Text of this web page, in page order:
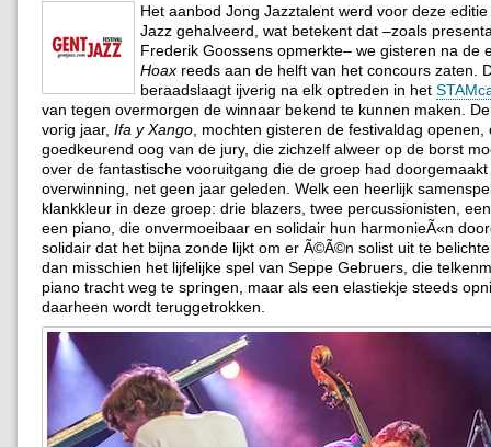
Het aanbod Jong Jazztalent werd voor deze
Jazz gehalveerd, wat betekent dat –zoals
Frederik Goossens opmerkte– we gisteren na de
Hoax reeds aan de helft van het concours zaten.
beraadslaagt ijverig na elk optreden in het
van tegen overmorgen de winnaar bekend te kunnen maken.
vorig jaar, Ifa y Xango , mochten gisteren de festivaldag openen,
goedkeurend oog van de jury, die zichzelf alweer op de borst
over de fantastische vooruitgang die de groep had
overwinning, net geen jaar geleden. Welk een heerlijk
klankkleur in deze groep: drie blazers, twee percussionisten,
een piano, die onvermoeibaar en solidair hun harmonieÃ«n
solidair dat het bijna zonde lijkt om er Ã©Ã©n solist uit te
dan misschien het lijfelijke spel van Seppe Gebruers, die
piano tracht weg te springen, maar als een elastiekje steeds
daarheen wordt teruggetrokken.